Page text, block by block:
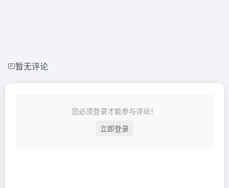
暂无评论
您必须登录才能参与评论！
立即登录